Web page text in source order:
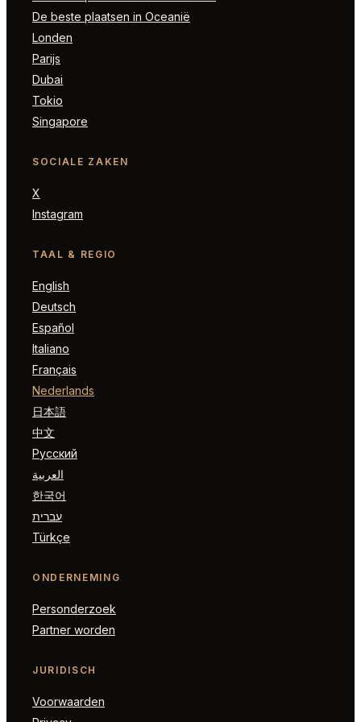
De beste plaatsen in Oceanië
Londen
Parijs
Dubai
Tokio
Singapore
SOCIALE ZAKEN
X
Instagram
TAAL & REGIO
English
Deutsch
Español
Italiano
Français
Nederlands
日本語
中文
Русский
العربية
한국어
עברית
Türkçe
ONDERNEMING
Personderzoek
Partner worden
JURIDISCH
Voorwaarden